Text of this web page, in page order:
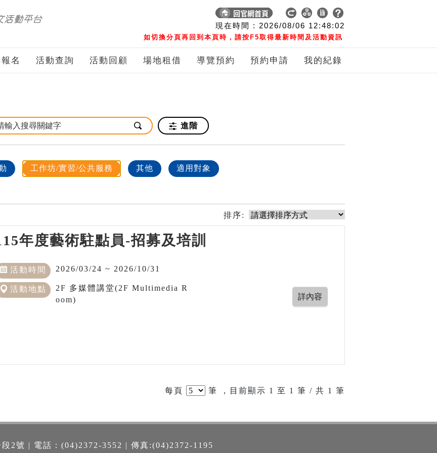
現在時間 : 2026/08/06 12:48:02
如切換分頁再回到本頁時，請按F5取得最新時間及活動資訊
名 活動查詢 活動回顧 場地租借 導覽預約 預約申請 我的紀錄
進階
工作坊/實習/公共服務 其他 適用對象
排序:
年度藝術駐點員-招募及培訓
活動時間 2026/03/24 ~ 2026/10/31
活動地點
2F 多媒體講堂(2F Multimedia R
oom)
每頁 筆 ，目前顯示 1 至 1 筆 / 共 1 筆
2號 | 電話：(04)2372-3552 | 傳真:(04)2372-1195